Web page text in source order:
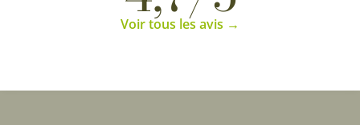
Voir tous les avis →